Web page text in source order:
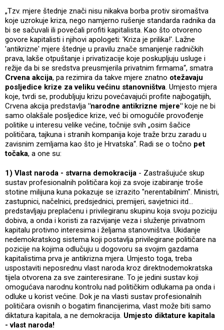
„Tzv. mjere štednje znači nisu nikakva borba protiv siromaštva
koje uzrokuje kriza, nego namjerno rušenje standarda radnika da
bi se sačuvali ili povećali profiti kapitalista. Kao što otvoreno
govore kapitalisti i njihovi apologeti: 'Kriza je prilika!'. Lažne
'antikrizne' mjere štednje u pravilu znače smanjenje radničkih
prava, lakše otpuštanje i privatizacije koje poskupljuju usluge i
režije da bi se sredstva preusmjerila privatnim firmama“, smatra
Crvena akcija, pa rezimira da takve mjere znatno otežavaju
posljedice krize za veliku većinu stanovništva. Umjesto mjera
koje, tvrdi se, produbljuju krizu povećavajući profite najbogatijih,
Crvena akcija predstavlja "narodne antikrizne mjere" koje ne bi
samo olakšale posljedice krize, već bi omogućile provođenje
politike u interesu velike većine, točnije svih „osim šačice
političara, tajkuna i stranih kompanija koje traže brzu zaradu u
zavisnim zemljama kao što je Hrvatska“. Radi se o točno pet
točaka, a one su:
1) Vlast naroda - stvarna demokracija - Zastrašujuće skup
sustav profesionalnih političara koji za svoje izabiranje troše
stotine milijuna kuna pokazuje se izrazito "nerentabilnim". Ministri,
zastupnici, načelnici, predsjednici, premijeri, savjetnici itd...
predstavljaju preplaćenu i privilegiranu skupinu koja svoju poziciju
dobiva, a onda i koristi za razvijanje veza i služenje privatnom
kapitalu protivno interesima i željama stanovništva. Ukidanje
nedemokratskog sistema koji postavlja privilegirane političare na
pozicije na kojima odlučuju u dogovoru sa svojim gazdama
kapitalistima prva je antikrizna mjera. Umjesto toga, treba
uspostaviti neposrednu vlast naroda kroz direktnodemokratska
tijela otvorena za sve zainteresirane. To je jedini sustav koji
omogućava narodnu kontrolu nad političkim odlukama pa onda i
odluke u korist većine. Dok je na vlasti sustav profesionalnih
političara ovisnih o bogatim financijerima, vlast može biti samo
diktatura kapitala, a ne demokracija. Umjesto diktature kapitala
- vlast naroda!